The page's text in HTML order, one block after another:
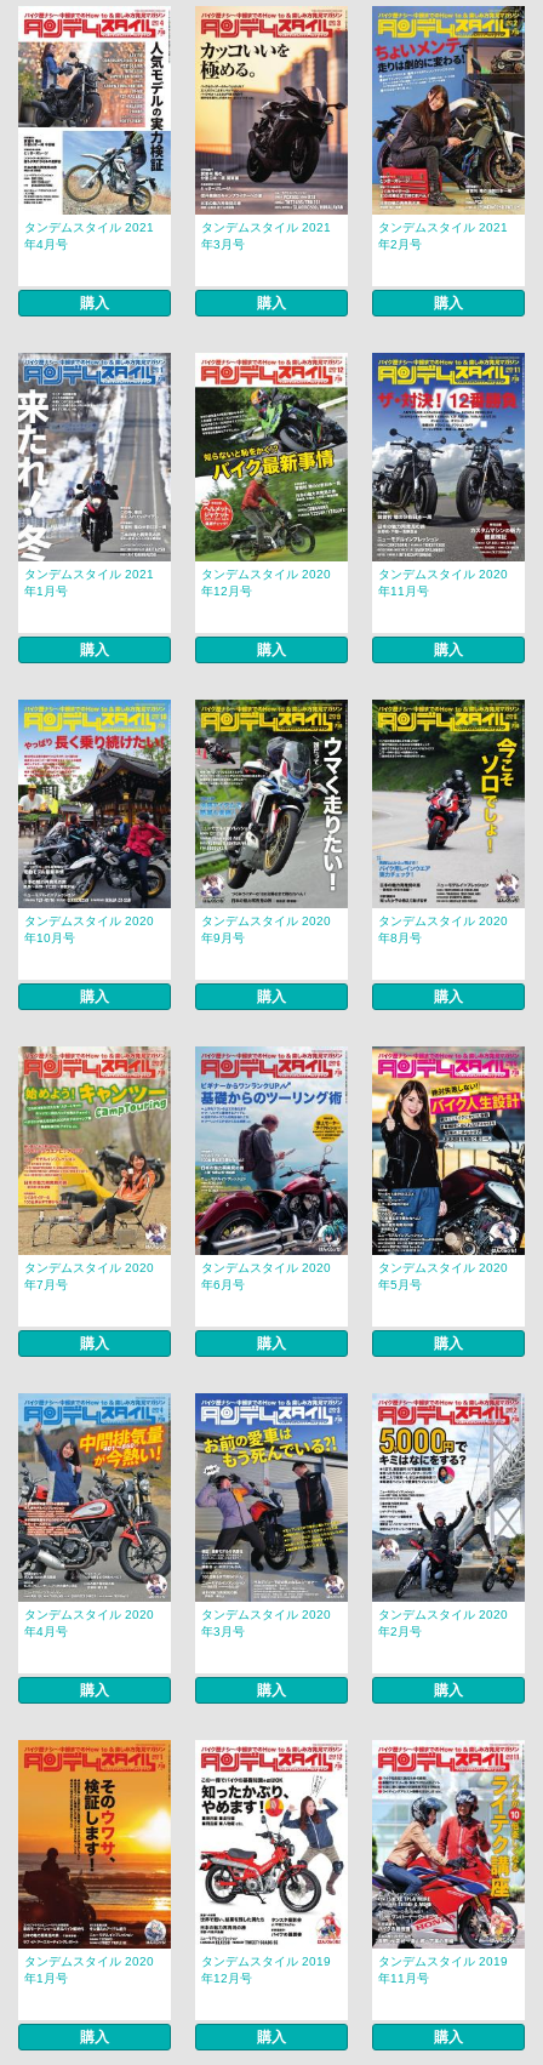
タンデムスタイル 2021
年4月号
購入
タンデムスタイル 2021
年3月号
購入
タンデムスタイル 2021
年2月号
購入
タンデムスタイル 2021
年1月号
購入
タンデムスタイル 2020
年12月号
購入
タンデムスタイル 2020
年11月号
購入
タンデムスタイル 2020
年10月号
購入
タンデムスタイル 2020
年9月号
購入
タンデムスタイル 2020
年8月号
購入
タンデムスタイル 2020
年7月号
購入
タンデムスタイル 2020
年6月号
購入
タンデムスタイル 2020
年5月号
購入
タンデムスタイル 2020
年4月号
購入
タンデムスタイル 2020
年3月号
購入
タンデムスタイル 2020
年2月号
購入
タンデムスタイル 2020
年1月号
購入
タンデムスタイル 2019
年12月号
購入
タンデムスタイル 2019
年11月号
購入